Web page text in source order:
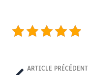
ARTICLE PRÉCÉDENT